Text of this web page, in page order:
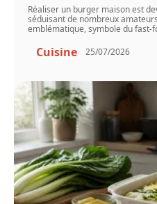
Réaliser un burger maison est
séduisant de nombreux
emblématique, symbole du fast-
Cuisine 25/07/2026